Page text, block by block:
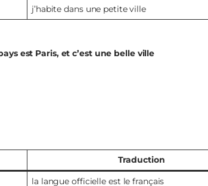
j’habite dans une petite ville
est Paris, et c’est une belle ville
Traduction
la langue officielle est le français